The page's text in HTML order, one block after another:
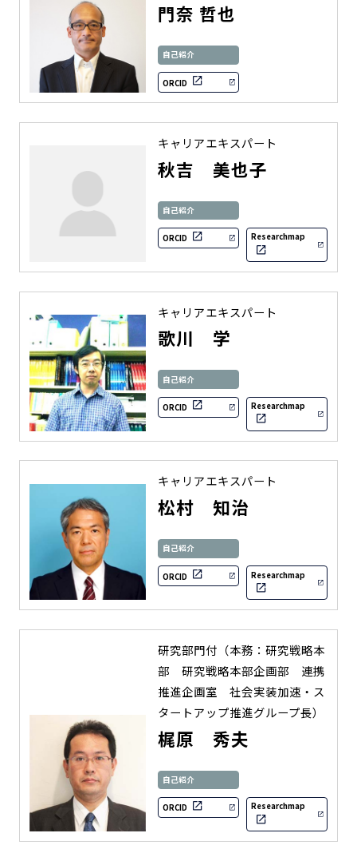
門奈 哲也
自己紹介
ORCID
キャリアエキスパート
秋吉 美也子
自己紹介
ORCID Researchmap
キャリアエキスパート
歌川 学
自己紹介
ORCID Researchmap
キャリアエキスパート
松村 知治
自己紹介
ORCID Researchmap
研究部門付（本務：研究戦略本
部 研究戦略本部企画部 連携
推進企画室 社会実装加速・ス
タートアップ推進グループ長）
梶原 秀夫
自己紹介
ORCID Researchmap